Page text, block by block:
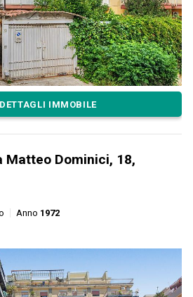
IMMOBILE
Matteo Dominici, 18,
Anno 1972